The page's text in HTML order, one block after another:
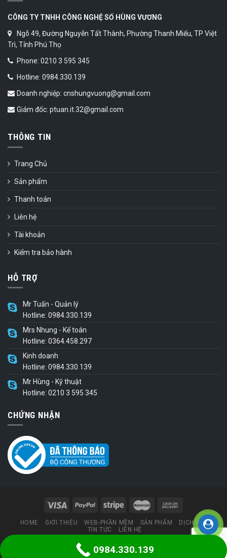
CÔNG TY TNHH CÔNG NGHỆ SỐ HÙNG VƯƠNG
Ngõ 49, Đường Nguyễn Tất Thành, Phường Thanh Miếu, TP Việt
Trì, Tỉnh Phú Thọ
Phone: 0210 3 595 345
Hotline: 0984.330.139
Doanh nghiệp: cnshungvuong@gmail.com
Giám đốc: ptuan.it.32@gmail.com
THÔNG TIN
Trang Chủ
Sản phẩm
Thanh toán
Liên hệ
Tài khoản
Kiểm tra bảo hành
HỖ TRỢ
Mr Tuấn - Quản lý
Hotline: 0984.330.139
Mrs Nhung - Kế toán
Hotline: 0364.458.297
Kinh doanh
Hotline: 0984.330.139
Mr Hùng - Kỹ thuật
Hotline: 0210 3 595 345
CHỨNG NHẬN
HOME GIỚI THIỆU WEB-PHẦN MỀM SẢN PHẨM
DỊCH VỤ
TIN TỨC
LIÊN HỆ
Thiết kế webbởi congnghesohungvuong.com
0984.330.139